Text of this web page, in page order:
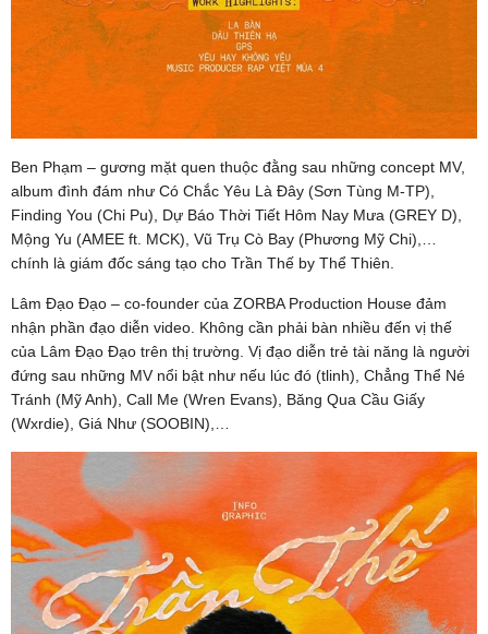
Ben Phạm – gương mặt quen thuộc đằng sau những concept MV,
album đình đám như Có Chắc Yêu Là Đây (Sơn Tùng M-TP),
Finding You (Chi Pu), Dự Báo Thời Tiết Hôm Nay Mưa (GREY D),
Mộng Yu (AMEE ft. MCK), Vũ Trụ Cò Bay (Phương Mỹ Chi),…
chính là giám đốc sáng tạo cho Trần Thế by Thể Thiên.
Lâm Đạo Đạo – co-founder của ZORBA Production House đảm
nhận phần đạo diễn video. Không cần phải bàn nhiều đến vị thế
của Lâm Đạo Đạo trên thị trường. Vị đạo diễn trẻ tài năng là người
đứng sau những MV nổi bật như nếu lúc đó (tlinh), Chẳng Thể Né
Tránh (Mỹ Anh), Call Me (Wren Evans), Băng Qua Cầu Giấy
(Wxrdie), Giá Như (SOOBIN),…